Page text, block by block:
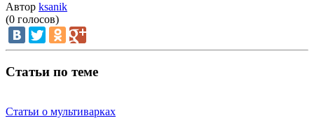
Автор ksanik
(0 голосов)
Статьи по теме
Статьи о мультиварках